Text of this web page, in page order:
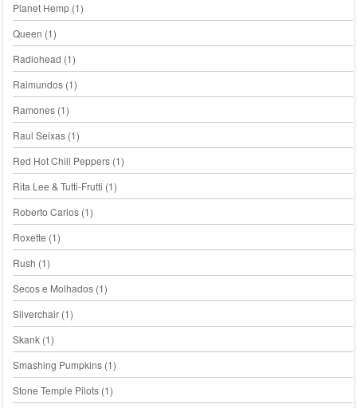
Planet Hemp(1)
Queen (1)
Radiohead (1)
Raimundos(1)
Ramones(1)
Raul Seixas(1)
Red Hot Chili Peppers(1)
Rita Lee & Tutti-Frutti (1)
Roberto Carlos(1)
Roxette (1)
Rush (1)
Secos e Molhados(1)
Silverchair(1)
Skank(1)
Smashing Pumpkins(1)
Stone Temple Pilots(1)